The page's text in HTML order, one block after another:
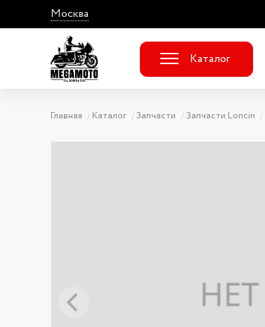
Москва
Каталог
Главная Каталог Запчасти Запчасти Loncin